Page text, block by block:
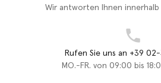
Wir antworten Ihnen
Rufen Sie uns an +39
MO.-FR. von 09:00 bis